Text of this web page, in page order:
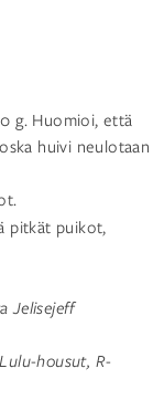
g. Huomioi, että
huivi neulotaan
pitkät puikot,
Jelisejeff
housut, R-